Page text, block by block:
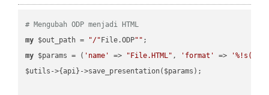
# Mengubah ODP menjadi HTML
my $out_path = "/" File.ODP""
my $params = ( 'name' => "File.HTML" , 'format' =>
$utils->{api}->save_presentation($params);